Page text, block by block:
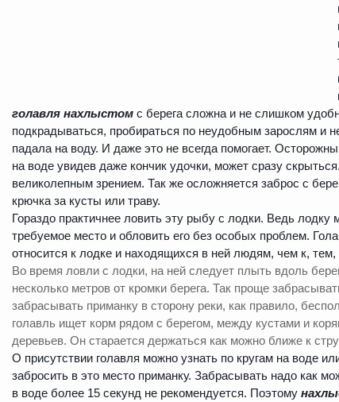
голавля нахлыстом с берега сложна и не слишком
подкрадываться, пробираться по неудобным зарослям и
падала на воду. И даже это не всегда помогает.
на воде увидев даже кончик удочки, может сразу
великолепным зрением. Так же осложняется заброс с
крючка за кусты или траву.
Гораздо практичнее ловить эту рыбу с лодки. Ведь
требуемое место и обловить его без особых проблем.
относится к лодке и находящихся в ней людям, чем к, тем,
Во время ловли с лодки, на ней следует плыть вдоль
несколько метров от кромки берега. Так проще
забрасывать приманку в сторону реки, как правило,
голавль ищет корм рядом с берегом, между кустами и
деревьев. Он старается держаться как можно ближе к
О присутствии голавля можно узнать по кругам на воде
забросить в это место приманку. Забрасывать надо как
в воде более 15 секунд не рекомендуется. Поэтому